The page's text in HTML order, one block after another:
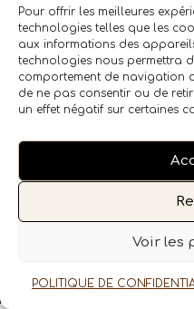
Pour offrir les meilleures
technologies telles que les
aux informations des
technologies nous permettra
comportement de navigation
de ne pas consentir ou de
un effet négatif sur certaines
Voir les
POLITIQUE DE
MENTIONS LÉGALES/
SUIVEZ LE SALON